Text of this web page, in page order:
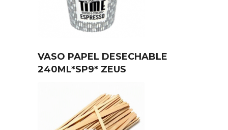
VASO PAPEL DESECHABLE
240ML*SP9* ZEUS